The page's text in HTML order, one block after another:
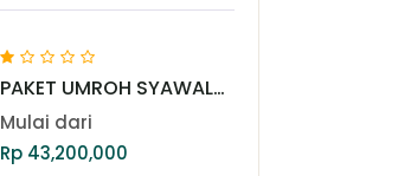
PAKET UMROH SYAWAL
GOLD 17 MARET 2027
Mulai dari
Rp 43,200,000